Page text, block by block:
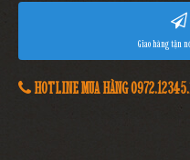
Giao hàng tận
HOTLINE MUA HÀNG